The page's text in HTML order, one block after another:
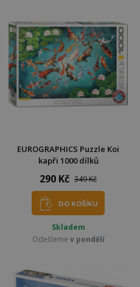
EUROGRAPHICS Puzzle Koi
kapři 1000 dílků
290 Kč 349 Kč
DO KOŠÍKU
Skladem
Odešleme v pondělí